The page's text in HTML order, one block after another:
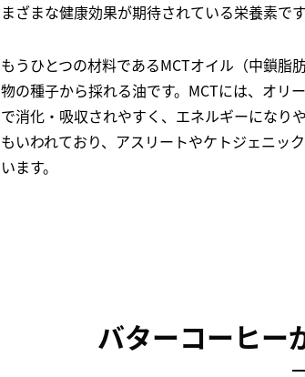
まざまな健康効果が期待されている栄養素です
もうひとつの材料であるMCTオイル（中鎖脂
物の種子から採れる油です。MCTには、オリ
で消化・吸収されやすく、エネルギーになり
もいわれており、アスリートやケトジェニッ
います。
バターコーヒー